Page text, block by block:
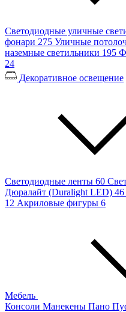
Светодиодные уличные
фонари 275 Уличные
наземные светильники 195
24
Декоративное освещение
Светодиодные ленты 60
Дюралайт (Duralight LED) 46
12 Акриловые фигуры 6
Мебель
Консоли Манекены Пано